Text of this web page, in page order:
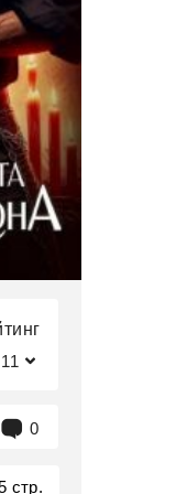
11
0
стр.